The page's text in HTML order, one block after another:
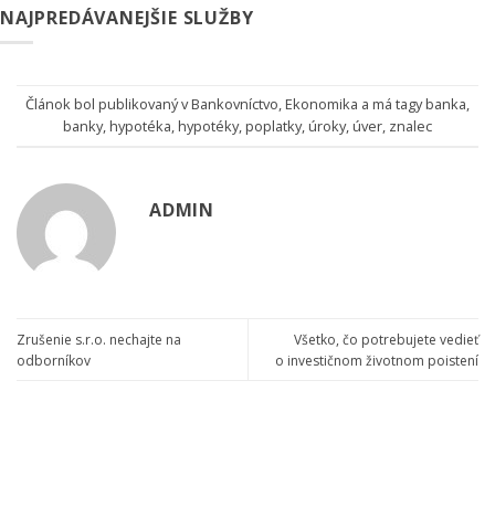
NAJPREDÁVANEJŠIE SLUŽBY
Článok bol publikovaný vBankovníctvo,Ekonomika a má tagybanka,
banky,hypotéka,hypotéky,poplatky,úroky,úver, znalec
ADMIN
Zrušenie s.r.o. nechajte na
odborníkov
Všetko, čo potrebujete vedieť
o investičnom životnom poistení